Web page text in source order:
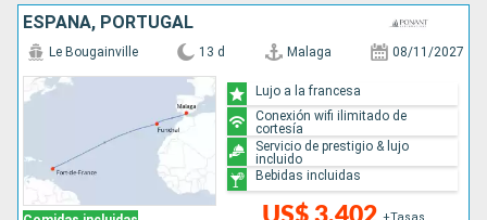
ESPAÑA, PORTUGAL
Le Bougainville 13 d Malaga 08/11/2027
Lujo a la francesa
Conexión wifi ilimitado de
cortesía
Servicio de prestigio & lujo
incluido
Bebidas incluidas